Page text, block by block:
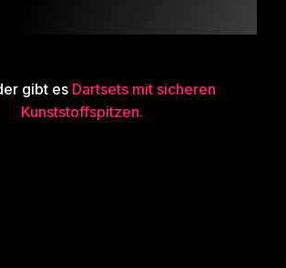
gibt es Dartsets mit sicheren
Kunststoffspitzen.